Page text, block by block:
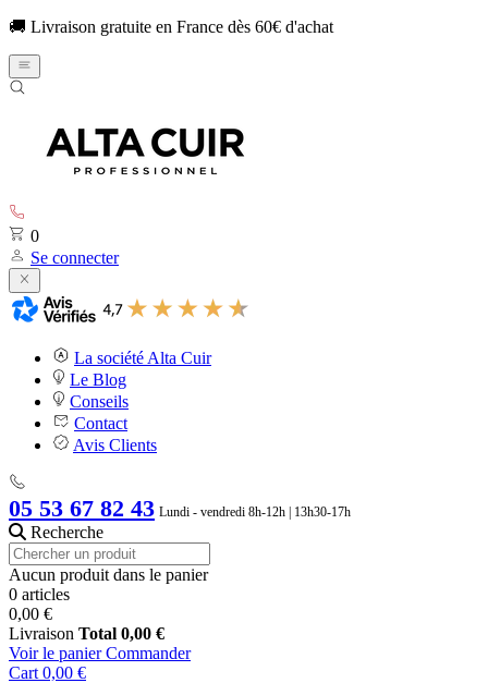
🚚 Livraison gratuite en France dès 60€ d'achat
0
Se connecter
La société Alta Cuir
Le Blog
Conseils
Contact
Avis Clients
05 53 67 82 43 Lundi - vendredi 8h-12h | 13h30-17h
Recherche
Aucun produit dans le panier
0 articles
0,00 €
Livraison Total 0,00 €
Voir le panier Commander
Cart 0,00 €